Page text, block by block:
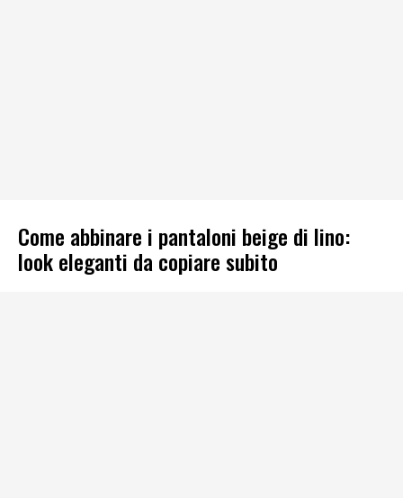
Come abbinare i pantaloni beige di lino:
look eleganti da copiare subito